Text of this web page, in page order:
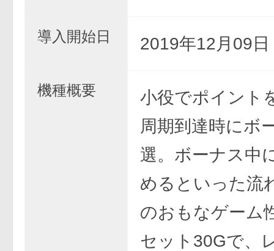
導入開始日 2019年12月09日
機種概要
小役でポイント
周期到達時にボ
選。ボーナス中
めるといった流
のおもなゲーム
セット30Gで、